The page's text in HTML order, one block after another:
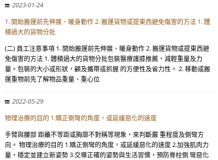
2023-01-24
1. 開始搬運前先伸展、暖身動作 2. 搬運貨物或提東西避免傷害的方法 1. 體
積過大的貨物分批
(二) 員工注意事項 1. 開始搬運前先伸展、暖身動作 2. 搬運貨物或提東西避
免傷害的方法 1. 體積過大的貨物分批包裝醫療護膝推薦，減輕重量及力
量。包裝的大小或形狀，顧及攜帶或抓握 的方便性及省力性。 2. 移動或搬
運重物前先了解物品重量、重心位
2022-05-29
物理治療的目的 1.矯正側彎的角度，或延緩惡化的速度
手臂與腰部 距離不等距或胸廓不對稱等現象，來判斷嚴 重程度及側彎方
向。 物理治療的目的 1.矯正側彎的角度，或延緩惡化的速度 2.加強肌肉力
量，穩定並建立新姿勢 3.交導正確的姿勢與生活習慣，預防脊柱側 彎惡化